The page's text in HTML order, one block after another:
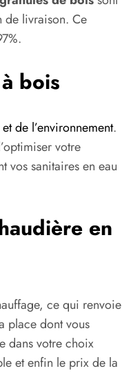
de livraison. Ce
bois
de l’environnement.
votre
vos sanitaires en eau
en
ce qui renvoie
place dont vous
dans votre choix
et enfin le prix de la